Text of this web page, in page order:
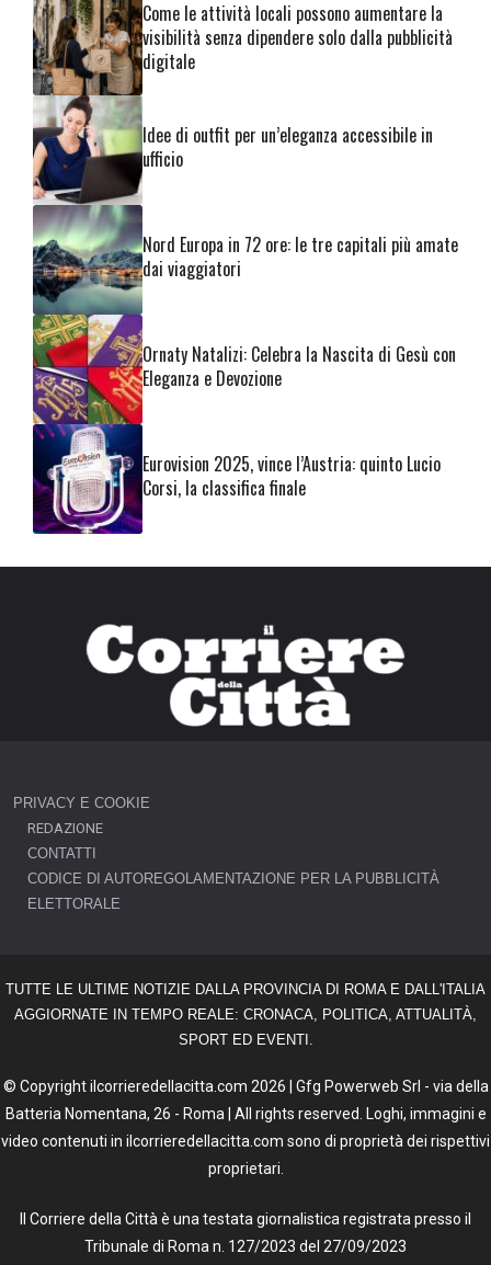
Come le attività locali possono aumentare la
visibilità senza dipendere solo dalla pubblicità
digitale
Idee di outfit per un’eleganza accessibile in
ufficio
Nord Europa in 72 ore: le tre capitali più amate
dai viaggiatori
Ornaty Natalizi: Celebra la Nascita di Gesù con
Eleganza e Devozione
Eurovision 2025, vince l’Austria: quinto Lucio
Corsi, la classifica finale
PRIVACY E COOKIE
REDAZIONE
CONTATTI
CODICE DI AUTOREGOLAMENTAZIONE PER LA PUBBLICITÀ
ELETTORALE
TUTTE LE ULTIME NOTIZIE DALLA PROVINCIA DI ROMA E DALL'ITALIA
AGGIORNATE IN TEMPO REALE: CRONACA, POLITICA, ATTUALITÀ,
SPORT ED EVENTI.
© Copyright ilcorrieredellacitta.com 2026 | Gfg Powerweb Srl - via della
Batteria Nomentana, 26 - Roma | All rights reserved. Loghi, immagini e
video contenuti in ilcorrieredellacitta.com sono di proprietà dei rispettivi
proprietari.
Il Corriere della Città è una testata giornalistica registrata presso il
Tribunale di Roma n. 127/2023 del 27/09/2023